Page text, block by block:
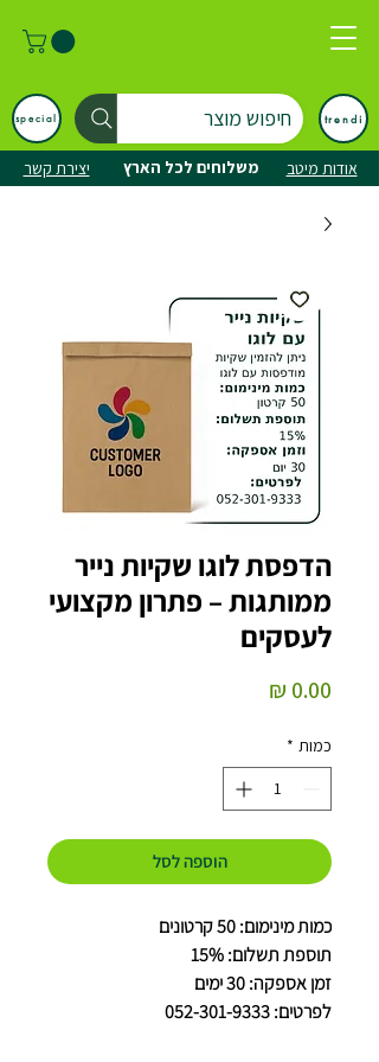
אודות מיטב יצירת קשר משלוחים לכל הארץ
trendi חיפוש מוצר special
הדפסת לוגו שקיות נייר
ממותגות – פתרון מקצועי
לעסקים
כמות *
הוספה לסל
כמות מינימום: 50 קרטונים
תוספת תשלום: 15%
זמן אספקה: 30 ימים
לפרטים: 052-301-9333